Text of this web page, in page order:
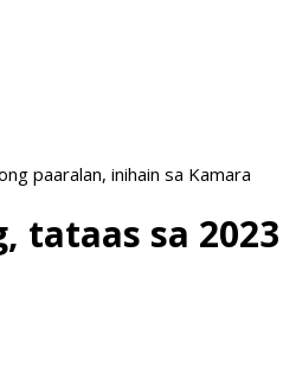
paaralan, inihain sa Kamara
tataas sa 2023